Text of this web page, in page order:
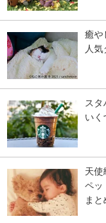
癒や
人
スタ
い
天使
ペッ
まと